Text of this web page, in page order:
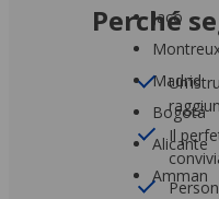
Jacó
Madrid
Bogotá
Alicante
Amman
Perché
Il